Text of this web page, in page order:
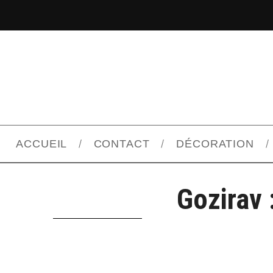
ACCUEIL CONTACT DÉCORATION